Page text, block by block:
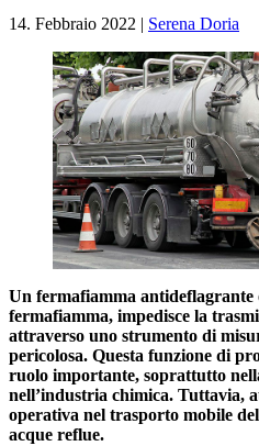
14. Febbraio 2022 | Serena Doria
Un fermafiamma antideflagrante
fermafiamma, impedisce la
attraverso uno strumento di
pericolosa. Questa funzione di
ruolo importante, soprattutto
nell’industria chimica. Tuttavia,
operativa nel trasporto mobile
acque reflue.